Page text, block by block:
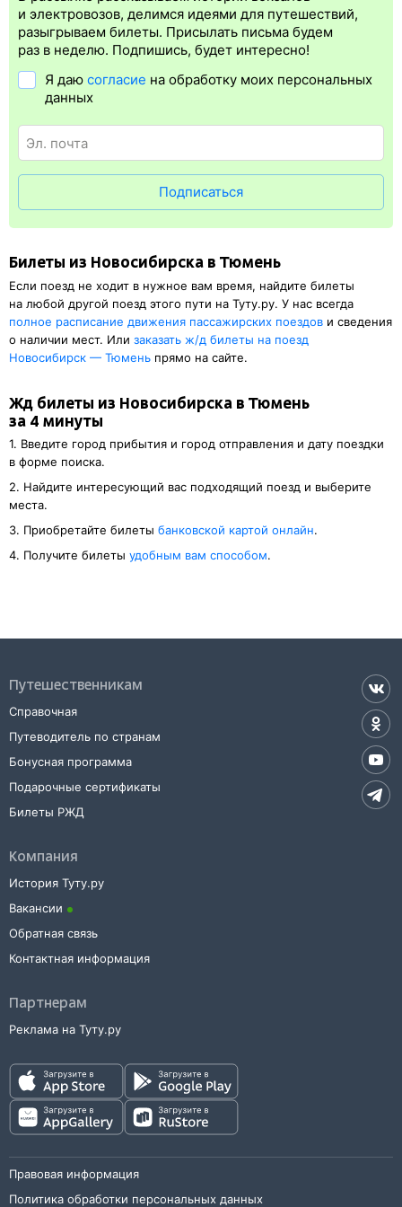
Электронная регистрацияпроизводитсясразупосле оплаты
билета.Электронная регистрация— это опция, которая
упрощает жизнь пассажиру. Её преимущество в том, что
бланке. Электронная регистрациядоступна почти для всех
заказов,исключение составляют поезда
личности, указанный в электронном ж/д билете. А в случае
посадочного купона.
и электровозов, делимся идеями для путешествий,
разыгрываем билеты. Присылать письма будем
раз в неделю. Подпишись, будет интересно!
Я даю согласие на обработку моих персональных
данных
Подписаться
Билеты из Новосибирска в Тюмень
Если поезд не ходит в нужное вам время, найдите билеты
на любой другой поезд этого пути на Туту.ру. У нас всегда
полное расписание движения пассажирских поездов и сведения
о наличии мест. Или заказать ж/д билеты на поезд
Новосибирск — Тюмень прямо на сайте.
Жд билеты из Новосибирска в Тюмень
за 4 минуты
1. Введите город прибытия и город отправления и дату поездки
в форме поиска.
2. Найдите интересующий вас подходящий поезд и выберите
места.
3. Приобретайте билеты банковской картой онлайн.
4. Получите билеты удобным вам способом.
Путешественникам
Справочная
Путеводитель по странам
Бонусная программа
Подарочные сертификаты
Билеты РЖД
Компания
История Туту.ру
Вакансии
Обратная связь
Контактная информация
Партнерам
Реклама на Туту.ру
Правовая информация
Политика обработки персональных данных